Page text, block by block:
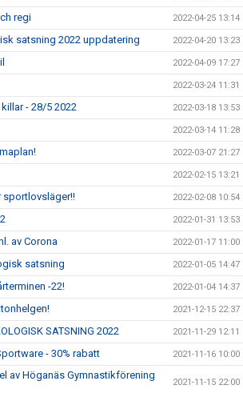
regi 2022-04-25 13:14
satsning 2022 uppdatering 2022-04-20 13:23
2022-04-09 17:27
2022-03-24 11:31
- 28/5 2022 2022-03-18 13:53
2022-03-14 11:28
2022-03-07 21:27
2022-02-15 13:21
sportlovsläger!! 2022-02-08 10:54
2022-01-31 13:53
av Corona 2022-01-17 11:00
satsning 2022-01-05 14:47
-22! 2022-01-04 14:37
2021-12-15 22:37
SATSNING 2022 2021-11-29 12:11
- 30% rabatt 2021-11-16 10:00
av Höganäs Gymnastikförening
2021-11-15 22:00